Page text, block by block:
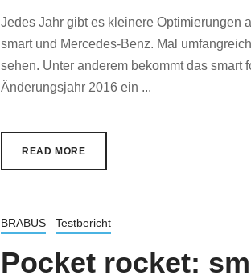
Jedes Jahr gibt es kleinere Optimierungen
smart und Mercedes-Benz. Mal
sehen. Unter anderem bekommt das smart
Änderungsjahr 2016 ein ...
READ MORE
BRABUS Testbericht
Pocket rocket: